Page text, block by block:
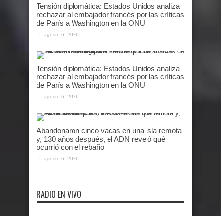
Tensión diplomática: Estados Unidos analiza
rechazar al embajador francés por las críticas
de París a Washington en la ONU
agosto 6, 2026
Tensión diplomática: Estados Unidos analiza
rechazar al embajador francés por las críticas
de París a Washington en la ONU
agosto 6, 2026
Abandonaron cinco vacas en una isla remota
y, 130 años después, el ADN reveló qué
ocurrió con el rebaño
agosto 6, 2026
RADIO EN VIVO